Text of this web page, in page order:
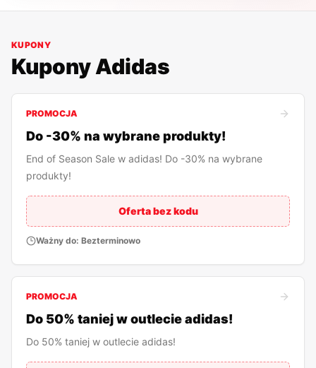
KUPONY
KuponyAdidas
PROMOCJA
Do -30% na wybrane produkty!
End of Season Sale w adidas! Do -30% na wybrane
produkty!
Oferta bez kodu
Ważny do: Bezterminowo
PROMOCJA
Do 50% taniej w outlecie adidas!
Do 50% taniej w outlecie adidas!